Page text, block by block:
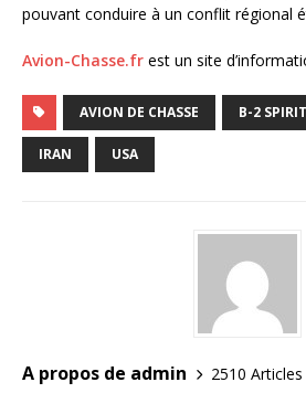
pouvant conduire à un conflit régional
Avion-Chasse.fr est un site
AVION DE CHASSE B-2 SPIRIT
IRAN USA
A propos de admin
2510 Articles